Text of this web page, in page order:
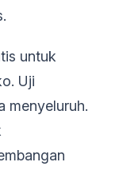
untuk
Uji
menyeluruh.